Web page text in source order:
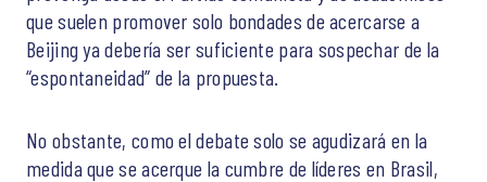
que suelen promover solo bondades de acercarse a
Beijing ya debería ser suficiente para sospechar de la
“espontaneidad” de la propuesta.
No obstante, como el debate solo se agudizará en la
medida que se acerque la cumbre de líderes en Brasil,